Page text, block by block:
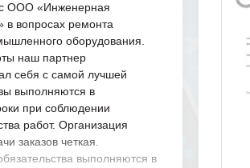
с ООО «Инженерная
в вопросах ремонта
оборудования.
наш партнер
себя с самой лучшей
выполняются в
при соблюдении
работ. Организация
заказов четкая.
выполняются в